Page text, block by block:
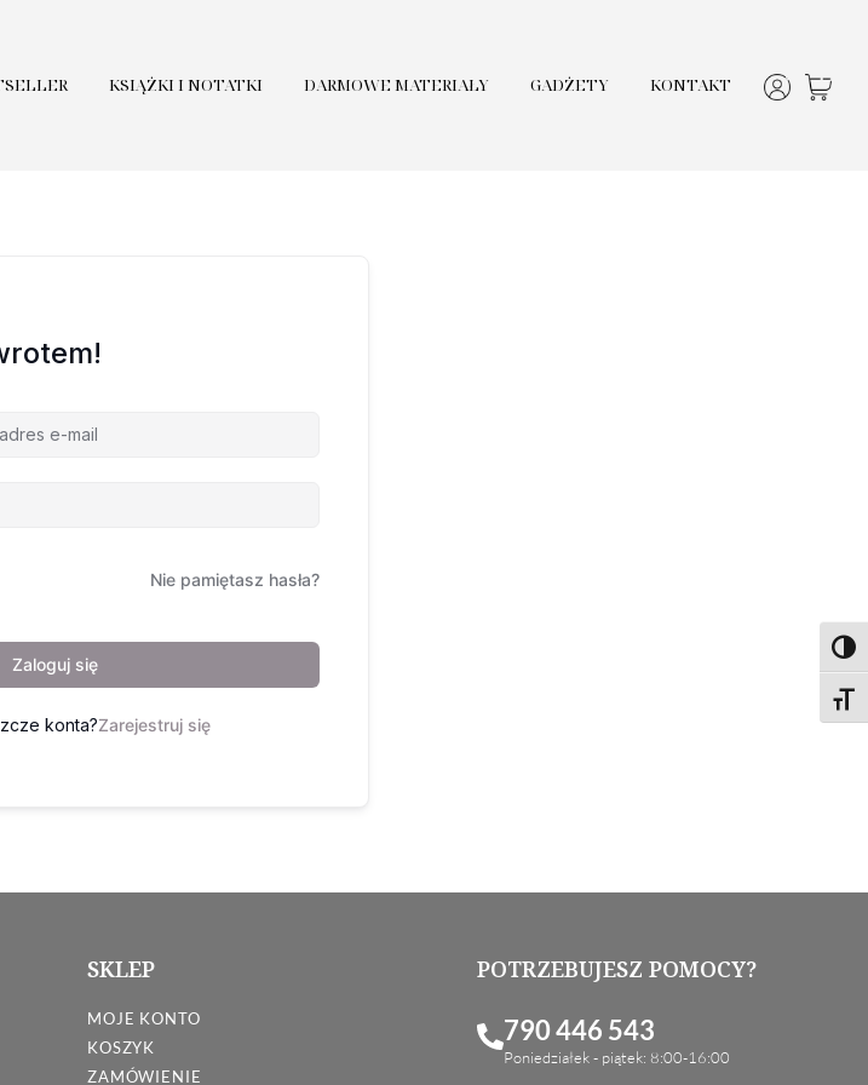
KSIĄŻKI I NOTATKI DARMOWE MATERIAŁY GADŻETY KONTAKT
Nie pamiętasz hasła?
Zaloguj się
konta?Zarejestruj się
SKLEP
MOJE KONTO
KOSZYK
ZAMÓWIENIE
POTRZEBUJESZ POMOCY?
790 446 543
Poniedziałek - piątek: 8:00-16:00